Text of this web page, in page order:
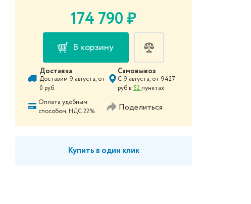
174 790 ₽
В корзину
Доставка
Доставим 9 августа, от
0 руб.
Самовывоз
С 9 августа, от 9427
руб в 52 пунктах.
Оплата удобным
способом, НДС 22%.
Поделиться
Купить в один клик